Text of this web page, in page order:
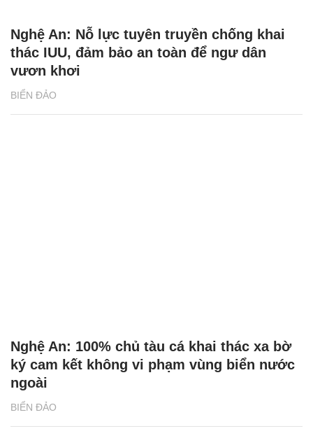
BIỂN ĐẢO
Nghệ An: Nỗ lực tuyên truyền chống khai
thác IUU, đảm bảo an toàn để ngư dân
vươn khơi
BIỂN ĐẢO
Nghệ An: 100% chủ tàu cá khai thác xa bờ
ký cam kết không vi phạm vùng biển nước
ngoài